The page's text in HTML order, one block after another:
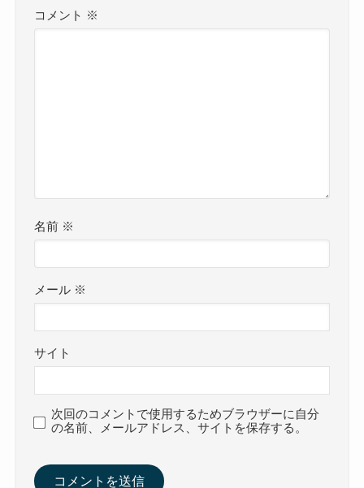
コメント ※
名前 ※
メール ※
サイト
次回のコメントで使用するためブラウザーに自分
の名前、メールアドレス、サイトを保存する。